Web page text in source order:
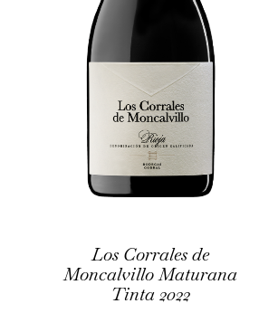
Los Corrales de
Moncalvillo Maturana
Tinta 2022